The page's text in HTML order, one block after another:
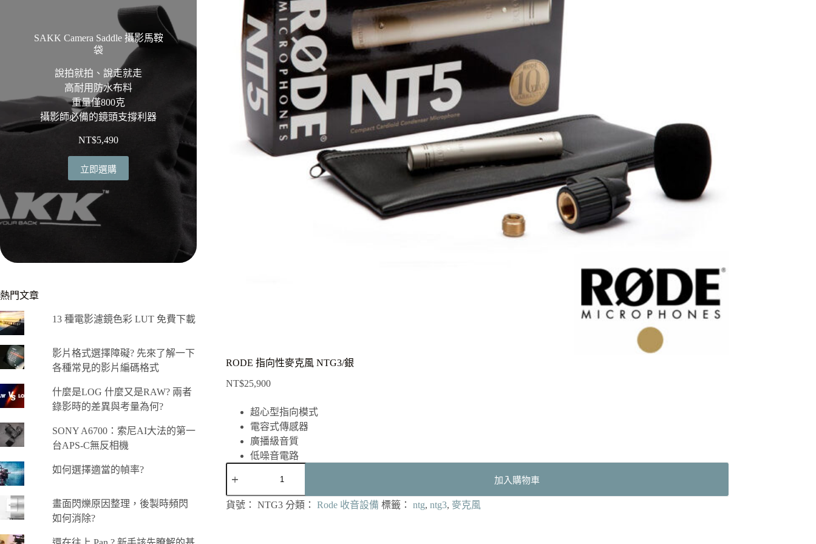
RODE 指向性麥克風 NTG3/銀
NT$25,900
超心型指向模式
電容式傳感器
廣播級音質
低噪音電路
RODE
指
向
性
加入購物車
貨號： NTG3 分類： Rode 收音設備 標籤： ntg, ntg3, 麥克風
SAKK Camera Saddle 攝影馬鞍
袋
說拍就拍、說走就走
高耐用防水布料
重量僅800克
攝影師必備的鏡頭支撐利器
NT$5,490
立即選購
熱門文章
13 種電影濾鏡色彩 LUT 免費下載
影片格式選擇障礙? 先來了解一下
各種常見的影片編碼格式
什麼是LOG 什麼又是RAW? 兩者
錄影時的差異與考量為何?
SONY A6700：索尼AI大法的第一
台APS-C無反相機
如何選擇適當的幀率?
畫面閃爍原因整理，後製時頻閃
如何消除?